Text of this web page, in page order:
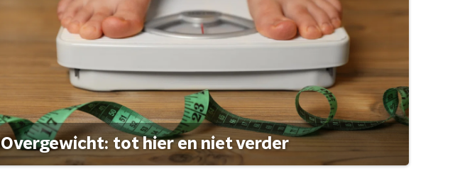
Overgewicht: tot hier en niet verder